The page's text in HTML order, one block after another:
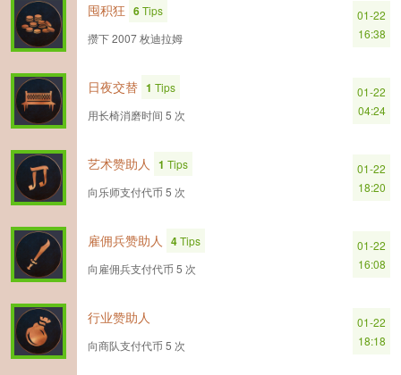
囤积狂 6Tips
攒下 2007 枚迪拉姆
01-22
16:38
日夜交替 1 Tips
用长椅消磨时间 5 次
01-22
04:24
艺术赞助人 1 Tips
向乐师支付代币 5 次
01-22
18:20
雇佣兵赞助人 4Tips
向雇佣兵支付代币 5 次
01-22
16:08
行业赞助人
向商队支付代币 5 次
01-22
18:18